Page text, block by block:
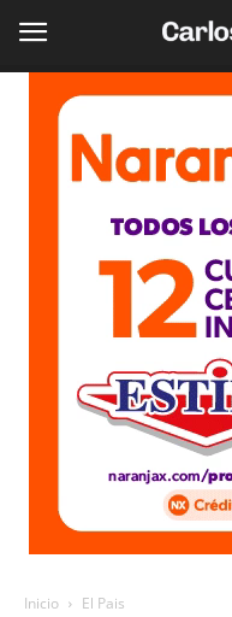
Inicio El Pais